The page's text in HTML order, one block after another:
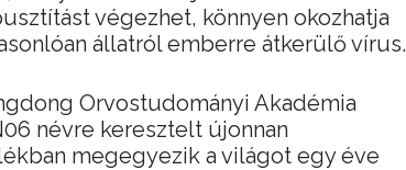
végezhet, könnyen okozhatja
állatról emberre átkerülő vírus.
Orvostudományi Akadémia
névre keresztelt újonnan
megegyezik a világot egy éve